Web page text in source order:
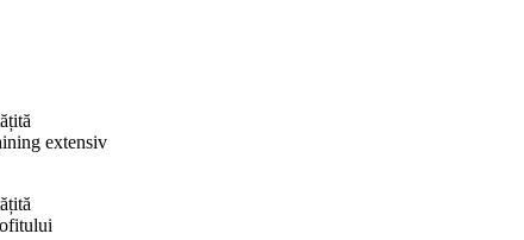
extensiv